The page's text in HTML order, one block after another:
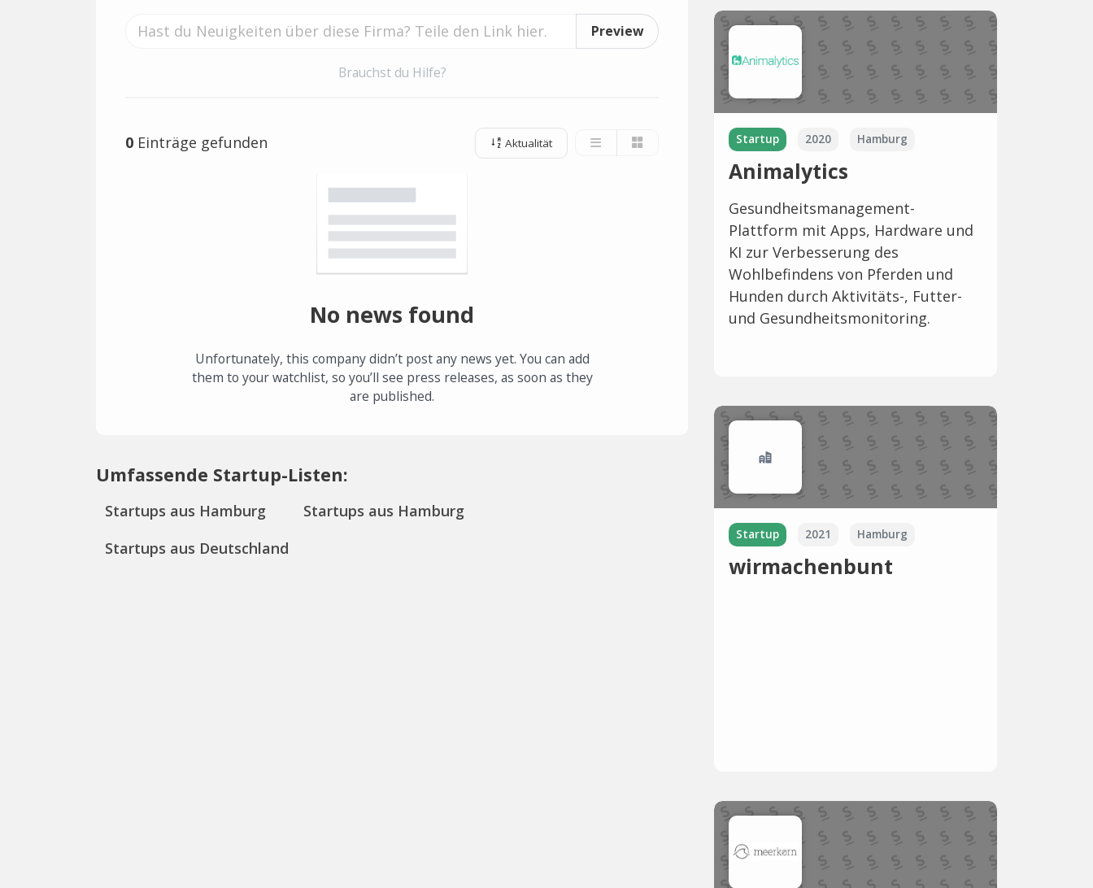
Preview
Brauchst du Hilfe?
0 Einträge gefunden Aktualität
No news found
Unfortunately, this company didn’t post any news yet. You can add
them to your watchlist, so you’ll see press releases, as soon as they
are published.
Umfassende Startup-Listen:
Startups aus Hamburg
Startups aus Hamburg
Startups aus Deutschland
Startup 2020 Hamburg
Animalytics
Gesundheitsmanagement-
Plattform mit Apps, Hardware und
KI zur Verbesserung des
Wohlbefindens von Pferden und
Hunden durch Aktivitäts-, Futter-
und Gesundheitsmonitoring.
Startup 2021 Hamburg
wirmachenbunt